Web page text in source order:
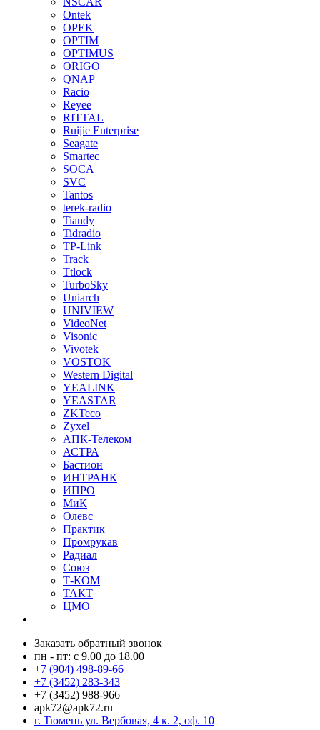
Ontek
OPEK
OPTIM
OPTIMUS
ORIGO
QNAP
Racio
Reyee
RITTAL
Ruijie Enterprise
Seagate
Smartec
SOCA
SVC
Tantos
terek-radio
Tiandy
Tidradio
TP-Link
Track
Ttlock
TurboSky
Uniarch
UNIVIEW
VideoNet
Visonic
Vivotek
VOSTOK
Western Digital
YEALINK
YEASTAR
ZKTeco
Zyxel
АПК-Телеком
АСТРА
Бастион
ИНТРАНК
ИПРО
МиК
Олевс
Практик
Промрукав
Радиал
Союз
Т-КОМ
ТАКТ
ЦМО
Заказать обратный звонок
пн - пт: с 9.00 до 18.00
+7 (904) 498-89-66
+7 (3452) 283-343
+7 (3452) 988-966
apk72@apk72.ru
г. Тюмень ул. Вербовая, 4 к. 2, оф. 10